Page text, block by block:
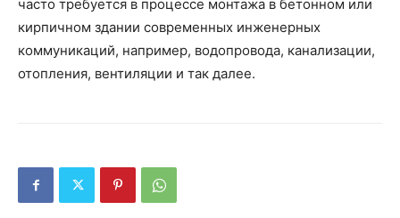
часто требуется в процессе монтажа в бетонном или
кирпичном здании современных инженерных
коммуникаций, например, водопровода, канализации,
отопления, вентиляции и так далее.